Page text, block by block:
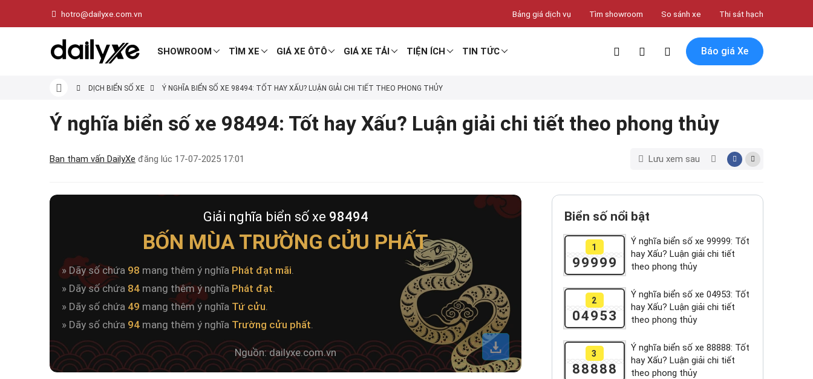
hotro@dailyxe.com.vn Bảng giá dịch vụ Tìm showroom So sánh xe Thi sát hạch
SHOWROOM TÌM XE GIÁ XE ÔTÔ GIÁ XE TẢI TIỆN ÍCH TIN TỨC Báo giá Xe
DỊCH BIỂN SỐ XE Ý NGHĨA BIỂN SỐ XE 98494: TỐT HAY XẤU? LUẬN GIẢI CHI TIẾT THEO PHONG THỦY
Ý nghĩa biển số xe 98494: Tốt hay Xấu? Luận giải chi tiết theo phong thủy
Ban tham vấn DailyXe đăng lúc 17-07-2025 17:01 Lưu xem sau
Giải nghĩa biển số xe 98494
BỐN MÙA TRƯỜNG CỬU PHẤT
» Dãy số chứa 98 mang thêm ý nghĩa Phát đạt mãi.
» Dãy số chứa 84 mang thêm ý nghĩa Phát đạt.
» Dãy số chứa 49 mang thêm ý nghĩa Tứ cửu.
» Dãy số chứa 94 mang thêm ý nghĩa Trường cửu phất.
Nguồn: dailyxe.com.vn
Biển số nổi bật
1
99999
Ý nghĩa biển số xe 99999: Tốt
hay Xấu? Luận giải chi tiết
theo phong thủy
2
04953
Ý nghĩa biển số xe 04953: Tốt
hay Xấu? Luận giải chi tiết
theo phong thủy
3
88888
Ý nghĩa biển số xe 88888: Tốt
hay Xấu? Luận giải chi tiết
theo phong thủy